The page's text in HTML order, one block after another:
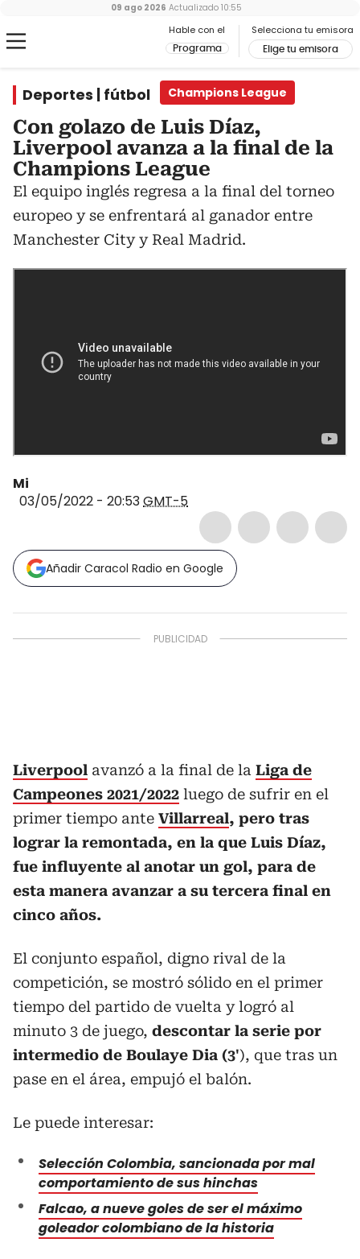
Hable con el
Programa
Selecciona tu emisora
Elige tu emisora
09 ago 2026 Actualizado 10:55
Deportes | fútbol Champions League
Con golazo de Luis Díaz,
Liverpool avanza a la final de la
Champions League
El equipo inglés regresa a la final del torneo
europeo y se enfrentará al ganador entre
Manchester City y Real Madrid.
Mi
03/05/2022 - 20:53GMT-5
Añadir Caracol Radio en Google
Liverpool avanzó a la final de la Liga de
Campeones 2021/2022 luego de sufrir en el
primer tiempo ante Villarreal, pero tras
lograr la remontada, en la que Luis Díaz,
fue influyente al anotar un gol, para de
esta manera avanzar a su tercera final en
cinco años.
El conjunto español, digno rival de la
competición, se mostró sólido en el primer
tiempo del partido de vuelta y logró al
minuto 3 de juego, descontar la serie por
intermedio de Boulaye Dia (3'), que tras un
pase en el área, empujó el balón.
Le puede interesar:
Selección Colombia, sancionada por mal
comportamiento de sus hinchas
Falcao, a nueve goles de ser el máximo
goleador colombiano de la historia